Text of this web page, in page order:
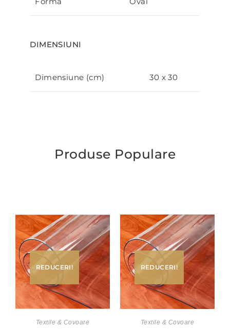
DIMENSIUNI
Dimensiune (cm) 30 x 30
Produse Populare
REDUCERI!
Textile & Covoare
REDUCERI!
Textile & Covoare